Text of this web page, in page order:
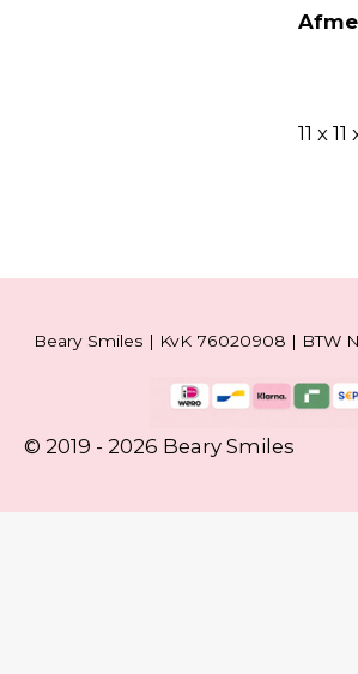
11 x
Beary Smiles | KvK 76020908 | BTW
© 2019 - 2026 Beary Smiles